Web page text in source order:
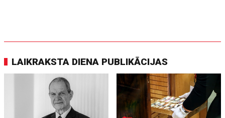
LAIKRAKSTA DIENA PUBLIKĀCIJAS